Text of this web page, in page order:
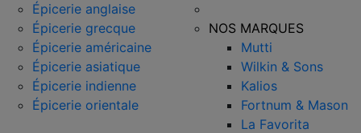
Épicerie anglaise
Épicerie grecque
Épicerie américaine
Épicerie asiatique
Épicerie indienne
Épicerie orientale
NOS MARQUES
Mutti
Wilkin & Sons
Kalios
Fortnum & Mason
La Favorita